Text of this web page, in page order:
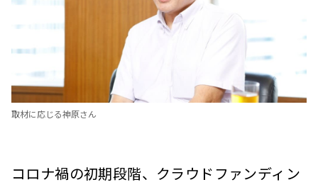
取材に応じる神原さん
コロナ禍の初期段階、クラウドファンディン